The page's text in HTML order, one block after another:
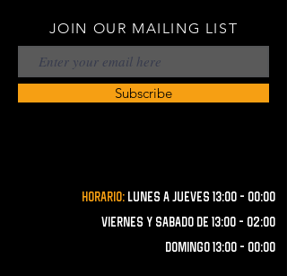
JOIN OUR MAILING LIST
Subscribe
Horario: lunes a JUEVES 13:00 - 00:00
VIERNES Y SABADO de 13:00 - 02:00
domingo 13:00 - 00:00